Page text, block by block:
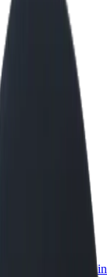
ehdoillasi
ansaitse viikoittain